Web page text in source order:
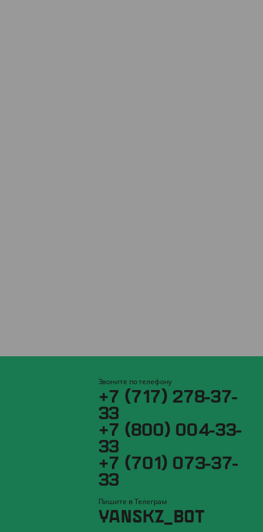
Звоните по телефону
+7 (717) 278-37-
33
+7 (800) 004-33-
33
+7 (701) 073-37-
33
Пишите в Телеграм
YANSKZ_BOT